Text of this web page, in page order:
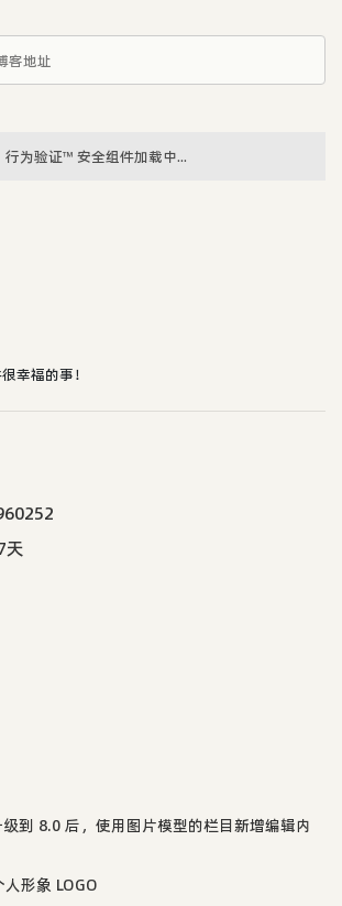
行为验证™ 安全组件加载中...
幸福的事！
天
到 8.0 后，使用图片模型的栏目新增编辑内
形象 LOGO